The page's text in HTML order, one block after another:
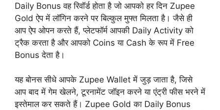
Daily Bonus वह रिवॉर्ड होता है जो आपको हर दिन Zupee
Gold ऐप में लॉगिन करने पर बिल्कुल मुफ्त मिलता है। जैसे ही
आप ऐप ओपन करते हैं, प्लेटफॉर्म आपकी Daily Activity को
ट्रैक करता है और आपको Coins या Cash के रूप में Free
Bonus देता है।
यह बोनस सीधे आपके Zupee Wallet में जुड़ जाता है, जिसे
आप बाद में गेम खेलने, टूरनामेंट जॉइन करने या एंट्री फीस भरने में
इस्तेमाल कर सकते हैं। Zupee Gold का Daily Bonus